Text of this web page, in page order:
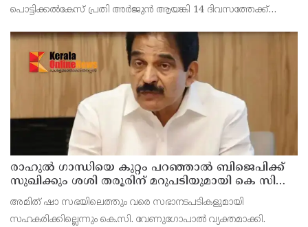
പൊട്ടിക്കൽകേസ് പ്രതി അര്‍ജുന്‍ ആയങ്കി 14 ദിവസത്തേക്ക്
മജിസ്‌ട്രേറ്റാണ് റിമാൻഡ് ചെയ്തത് പ്രതിയെ തലശേരി സബ്
ജയില
രാഹുല്‍ ഗാന്ധിയെ കുറ്റം പറഞ്ഞാല്‍ ബിജെപിക്ക്
സുഖിക്കും ശശി തരൂരിന് മറുപടിയുമായി കെ സി
വേണുഗോപാല്‍
അമിത് ഷാ സഭയിലെത്തും വരെ സഭാനടപടികളുമായി
സഹകരിക്കില്ലെന്നും കെ.സി. വേണുഗോപാല്‍ വ്യക്തമാക്കി.